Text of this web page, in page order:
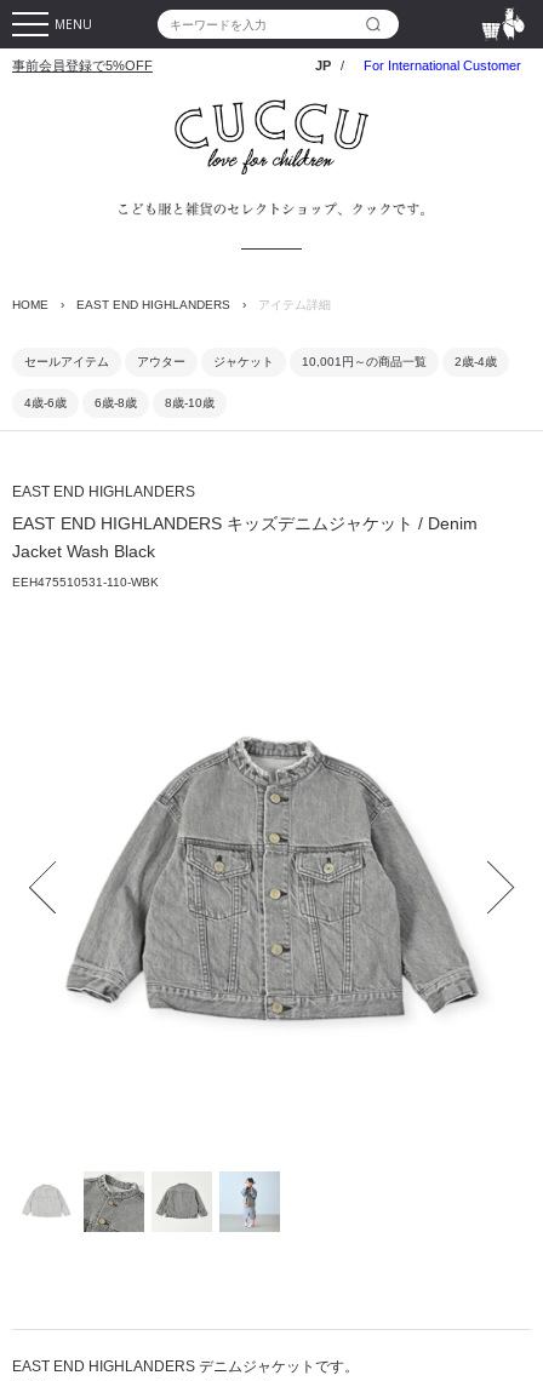
MENU
事前会員登録で5%OFF JP / For International Customer
HOME › EAST END HIGHLANDERS › アイテム詳細
セールアイテム アウター ジャケット 10,001円～の商品一覧 2歳-4歳
4歳-6歳 6歳-8歳 8歳-10歳
EAST END HIGHLANDERS
EAST END HIGHLANDERS キッズデニムジャケット / Denim
Jacket Wash Black
EEH475510531-110-WBK
EAST END HIGHLANDERS デニムジャケットです。